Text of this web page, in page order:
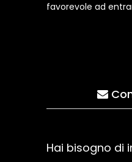
favorevole ad
Hai bisogno di